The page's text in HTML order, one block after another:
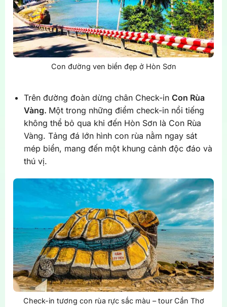
Con đường ven biển đẹp ở Hòn Sơn
Trên đường đoàn dừng chân Check-in Con Rùa
Vàng. Một trong những điểm check-in nổi tiếng
không thể bỏ qua khi đến Hòn Sơn là Con Rùa
Vàng. Tảng đá lớn hình con rùa nằm ngay sát
mép biển, mang đến một khung cảnh độc đáo và
thú vị.
Check-in tương con rùa rực sắc màu – tour Cần Thơ